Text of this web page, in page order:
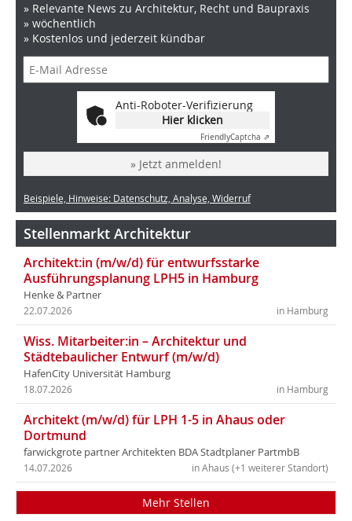
» Relevante News zu Architektur, Recht und Baupraxis
» wöchentlich
» Kostenlos und jederzeit kündbar
Anti-Roboter-Verifizierung
Hier klicken
FriendlyCaptcha ⇗
» Jetzt anmelden!
Beispiele, Hinweise: Datenschutz, Analyse, Widerruf
Stellenmarkt Architektur
Architekt:in (m/w/d) für entwurfsstarke
Ausführungsplanung LPH5 in Hamburg
Henke & Partner
in Hamburg
22.07.2026
Wiss. Mitarbeiter:in – Architektur und
Städtebaulicher Entwurf (m/w/d)
HafenCity Universität Hamburg
in Hamburg
18.07.2026
Architekt (m/w/d) für LPH 1-5 in Ahaus oder
Dortmund
farwickgrote partner Architekten BDA Stadtplaner PartmbB
in Ahaus (+1 weiterer Standort)
14.07.2026
Mehr Stellen